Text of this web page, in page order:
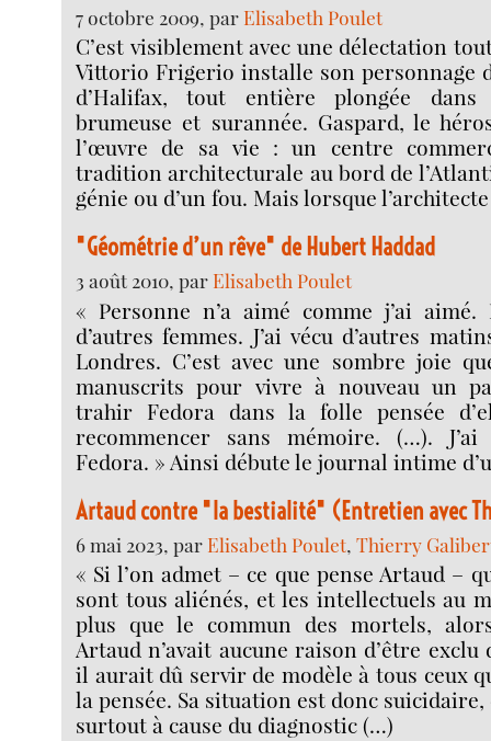
7 octobre 2009, parElisabeth Poulet
C’est visiblement avec une délectation
Vittorio Frigerio installe son personnage
d’Halifax, tout entière plongée dans
brumeuse et surannée. Gaspard, le
l’œuvre de sa vie : un centre
tradition architecturale au bord de
génie ou d’un fou. Mais lorsque
"Géométrie d’un rêve" de Hubert Haddad
3 août 2010, parElisabeth Poulet
« Personne n’a aimé comme j’ai
d’autres femmes. J’ai vécu d’autres
Londres. C’est avec une sombre joie
manuscrits pour vivre à nouveau un
trahir Fedora dans la folle pensée
recommencer sans mémoire. (…).
Fedora. » Ainsi débute le journal intime
Artaud contre "la bestialité" (Entretien avec
6 mai 2023, parElisabeth Poulet,Thierry
« Si l’on admet – ce que pense Artaud –
sont tous aliénés, et les intellectuels au
plus que le commun des mortels,
Artaud n’avait aucune raison d’être exclu
il aurait dû servir de modèle à tous ceux
la pensée. Sa situation est donc suicidaire,
surtout à cause du diagnostic (…)